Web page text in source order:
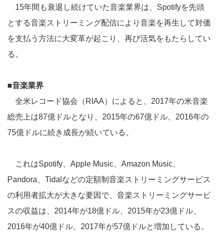
15年間も衰退し続けていた音楽業界は、Spotifyを先頭
とする音楽ストリーミング配信により音楽を再生して対価
を支払う方法に大変革が起こり、再び活気をもたらしてい
る。
■音楽業界
全米レコード協会（RIAA）によると、2017年の米音楽
総売上は87億ドルとなり、2015年の67億ドル、2016年の
75億ドルに続き成長が続いている。
これはSpotify、Apple Music、Amazon Music、
Pandora、Tidalなどの定額制音楽ストリーミングサービス
の利用者拡大が大きな要因で、音楽ストリーミングサービ
スの収益は、2014年が18億ドル、2015年が23億ドル、
2016年が40億ドル、2017年が57億ドルと増加している。